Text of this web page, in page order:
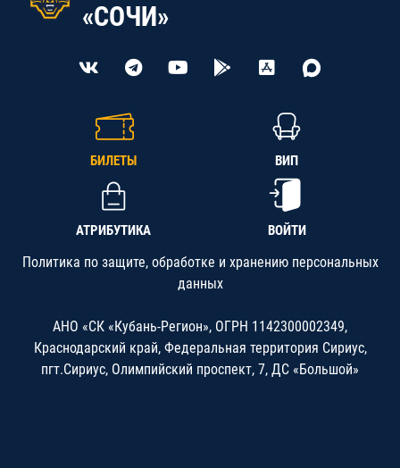
«СОЧИ»
БИЛЕТЫ ВИП
АТРИБУТИКА ВОЙТИ
Политика по защите, обработке и хранению персональных
данных
АНО «СК «Кубань-Регион», ОГРН 1142300002349,
Краснодарский край, Федеральная территория Сириус,
пгт.Сириус, Олимпийский проспект, 7, ДС «Большой»